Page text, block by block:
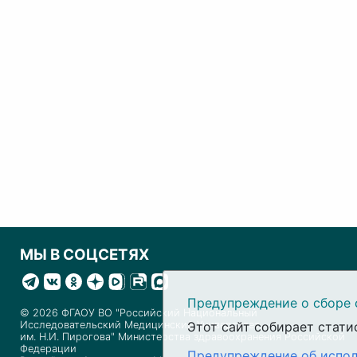
МЫ В СОЦСЕТЯХ
© 2026 ФГАОУ ВО "Российский Национальный
Исследовательский Медицинский Университет
им. Н.И. Пирогова" Министерства здравоохранения Российской
Федерации
Предупреждение о сборе
Этот сайт собирает